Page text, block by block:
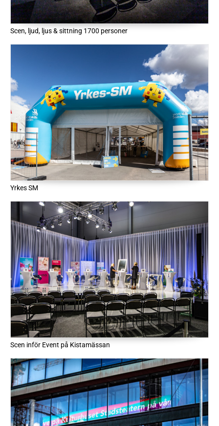
Scen, ljud, ljus & sittning 1700 personer
Yrkes SM
Scen inför Event på Kistamässan